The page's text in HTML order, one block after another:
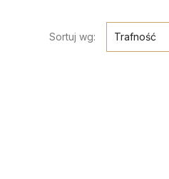
Sortuj wg: Trafność